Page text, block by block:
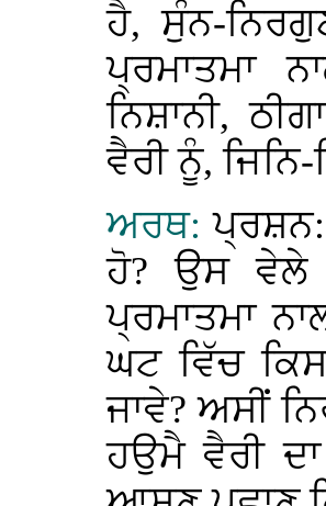
ਹੈ, ਸੁੰਨ-
ਪ੍ਰਮਾਤਮਾ
ਨਿਸ਼ਾਨੀ,
ਵੈਰੀ ਨੂੰ,
ਅਰਥ:ਪ੍ਰਸ਼ਨ:
ਹੋ? ਉਸ ਵੇਲੇ
ਪ੍ਰਮਾਤਮਾ
ਘਟ ਵਿੱਚ
ਜਾਵੇ? ਅਸੀਂ
ਹਉਮੈ ਵੈਰੀ